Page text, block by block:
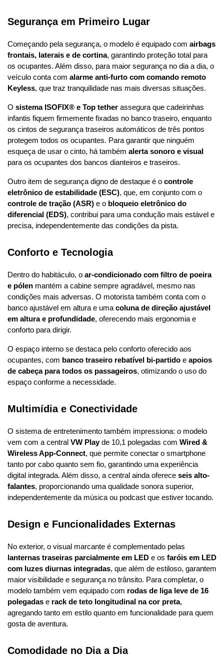
Segurança em Primeiro Lugar
Começando pela segurança, o modelo é equipado com airbags
frontais, laterais e de cortina, garantindo proteção total para
os ocupantes. Além disso, para maior segurança no dia a dia, o
veículo conta com alarme anti-furto com comando remoto
Keyless, que traz tranquilidade nas mais diversas situações.
O sistema ISOFIX® e Top tether assegura que cadeirinhas
infantis fiquem firmemente fixadas no banco traseiro, enquanto
os cintos de segurança traseiros automáticos de três pontos
protegem todos os ocupantes. Para garantir que ninguém
esqueça de usar o cinto, há também alerta sonoro e visual
para os ocupantes dos bancos dianteiros e traseiros.
Outro item de segurança digno de destaque é o controle
eletrônico de estabilidade (ESC)
controle de tração (ASR) e o bloqueio eletrônico do
diferencial (EDS), contribui para uma condução mais estável e
precisa, independentemente das condições da pista.
Conforto e Tecnologia
Dentro do habitáculo, o ar-condicionado com filtro de poeira
e pólen mantém a cabine sempre agradável, mesmo nas
condições mais adversas. O motorista também conta com o
banco ajustável em altura e uma coluna de direção ajustável
em altura e profundidade, oferecendo mais ergonomia e
conforto para dirigir.
O espaço interno se destaca pelo conforto oferecido aos
ocupantes, com banco traseiro rebatível bi-partido e apoios
de cabeça para todos os passageiros, otimizando o uso do
espaço conforme a necessidade.
Multimídia e Conectividade
O sistema de entretenimento também impressiona: o modelo
vem com a central VW Play de 10,1 polegadas com Wired &
Wireless App-Connect, que permite conectar o smartphone
tanto por cabo quanto sem fio, garantindo uma experiência
digital integrada. Além disso, a central ainda oferece seis alto-
falantes, proporcionando uma qualidade sonora superior,
independentemente da música ou podcast que estiver tocando.
Design e Funcionalidades Externas
lanternas traseiras parcialmente em LED e os faróis em LED
com luzes diurnas integradas, que além de estiloso, garantem
maior visibilidade e segurança no trânsito. Para completar, o
modelo também vem equipado com rodas de liga leve de 16
polegadas e rack de teto longitudinal na cor preta,
agregando tanto em estilo quanto em funcionalidade para quem
gosta de aventura.
Comodidade no Dia a Dia